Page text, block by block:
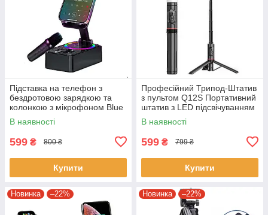
Підставка на телефон з
бездротовою зарядкою та
колонкою з мікрофоном Blue
Tooth AND K18 -2 Складна
підставка
В наявності
599 ₴ 800 ₴
Купити
Професійний Трипод-Штатив
з пультом Q12S Портативний
штатив з LED підсвічуванням
Чорний
В наявності
599 ₴ 799 ₴
Купити
Новинка –22% Новинка –22%